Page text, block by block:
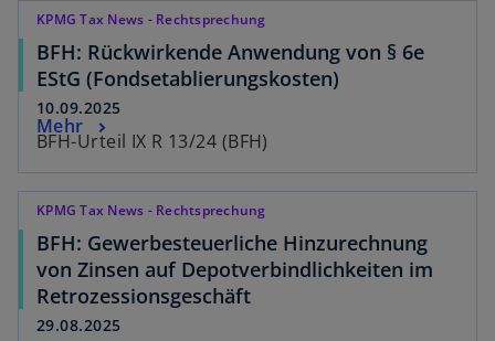
KPMG Tax News - Rechtsprechung
BFH: Rückwirkende Anwendung von § 6e
EStG (Fondsetablierungskosten)
10.09.2025
BFH-Urteil IX R 13/24 (BFH)
Mehr
KPMG Tax News - Rechtsprechung
BFH: Gewerbesteuerliche Hinzurechnung
von Zinsen auf Depotverbindlichkeiten im
Retrozessionsgeschäft
29.08.2025